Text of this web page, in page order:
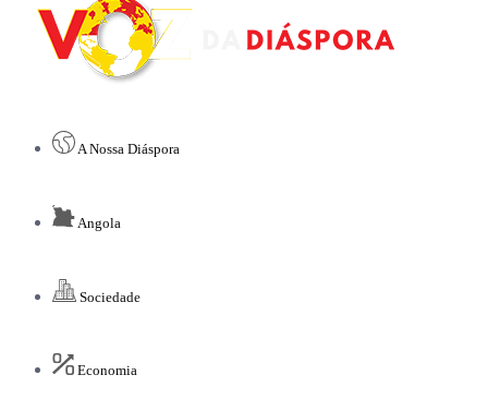
A Nossa Diáspora
Angola
Sociedade
Economia